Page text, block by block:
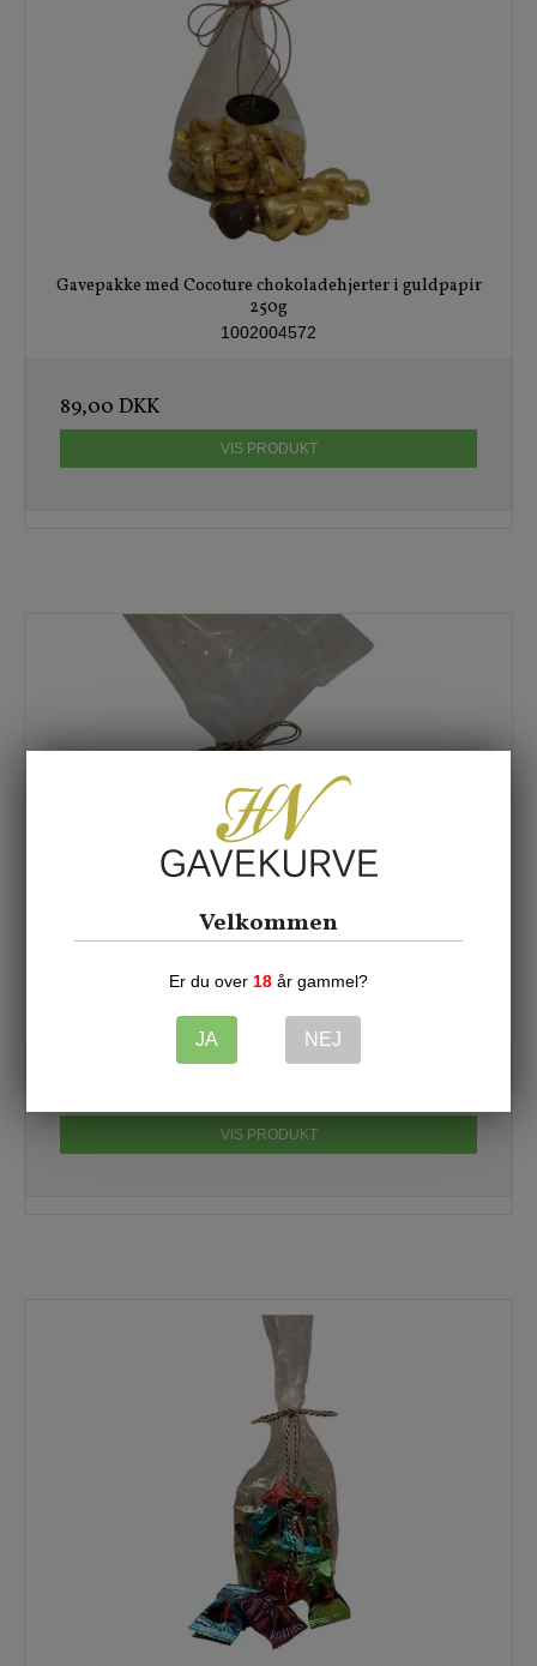
Gavepakke med Cocoture chokoladehjerter i guldpapir
250g
1002004572
89,00 DKK
VIS PRODUKT
Gavepakke med Cocoture chokolade-twisters 250g
1002004790
VIS PRODUKT
Velkommen
Er du over 18 år gammel?
JA NEJ